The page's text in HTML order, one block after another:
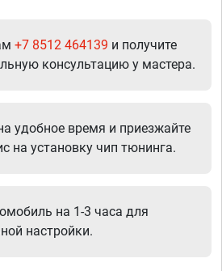
+7 8512 464139 и получите
консультацию у мастера.
удобное время и приезжайте
на установку чип тюнинга.
на 1-3 часа для
настройки.